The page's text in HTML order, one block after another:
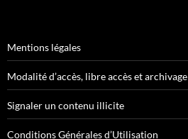
Mentions légales
Modalité d’accès, libre accès et archivage
Signaler un contenu illicite
Conditions Générales d’Utilisation